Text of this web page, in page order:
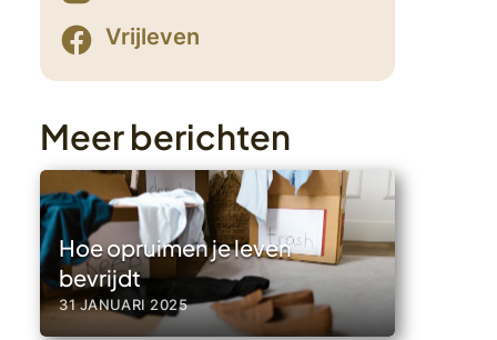
Vrijleven
Meer berichten
Hoe opruimen je leven
bevrijdt
31 JANUARI 2025